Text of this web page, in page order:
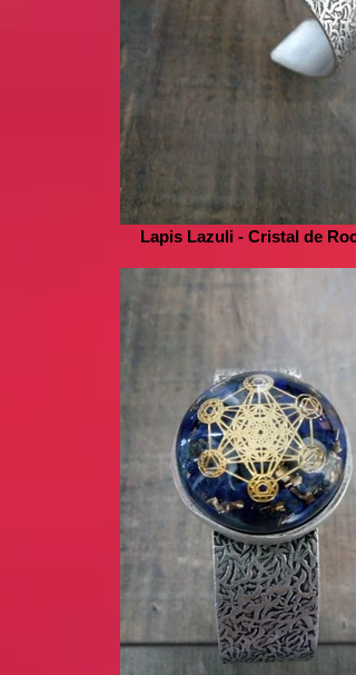
Lapis Lazuli - Cristal de